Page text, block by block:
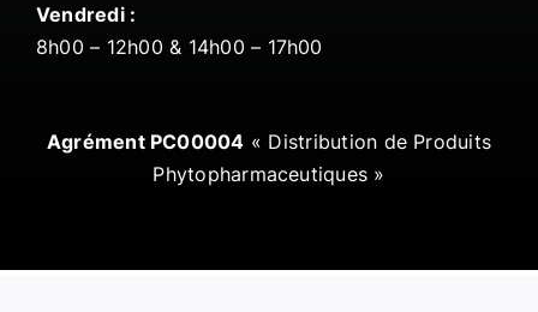
Vendredi :
8h00 – 12h00 & 14h00 – 17h00
Agrément PC00004 « Distribution de Produits
Phytopharmaceutiques »